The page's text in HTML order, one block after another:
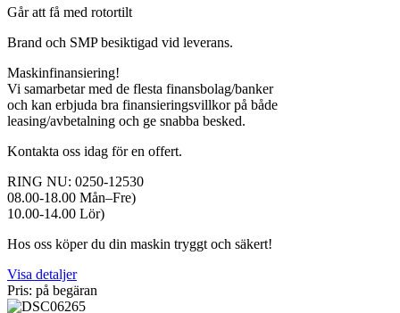
Går att få med rotortilt
Brand och SMP besiktigad vid leverans.
Maskinfinansiering!
Vi samarbetar med de flesta finansbolag/banker
och kan erbjuda bra finansieringsvillkor på både
leasing/avbetalning och ge snabba besked.
Kontakta oss idag för en offert.
RING NU: 0250-12530
08.00-18.00 Mån–Fre)
10.00-14.00 Lör)
Hos oss köper du din maskin tryggt och säkert!
Visa detaljer
Pris: på begäran